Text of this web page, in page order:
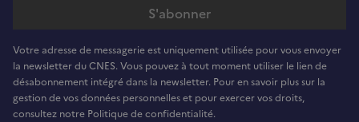
Votre adresse de messagerie est uniquement utilisée pour vous envoyer
la newsletter du CNES. Vous pouvez à tout moment utiliser le lien de
désabonnement intégré dans la newsletter. Pour en savoir plus sur la
gestion de vos données personnelles et pour exercer vos droits,
consultez notre Politique de confidentialité.